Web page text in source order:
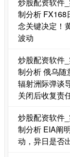
国债指数
制分析 FX168
念关键决定！
波动
炒股配资软件
制分析 俄乌随
辐射洲际弹谈
关闭后收复责
炒股配资软件
制分析 EIA阐
动，异日是否